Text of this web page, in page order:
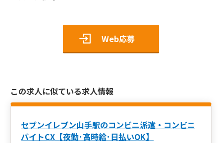
Web応募
この求人に似ている求人情報
セブンイレブン山手駅のコンビニ派遣・コンビニ
バイトCX【夜勤･高時給･日払いOK】